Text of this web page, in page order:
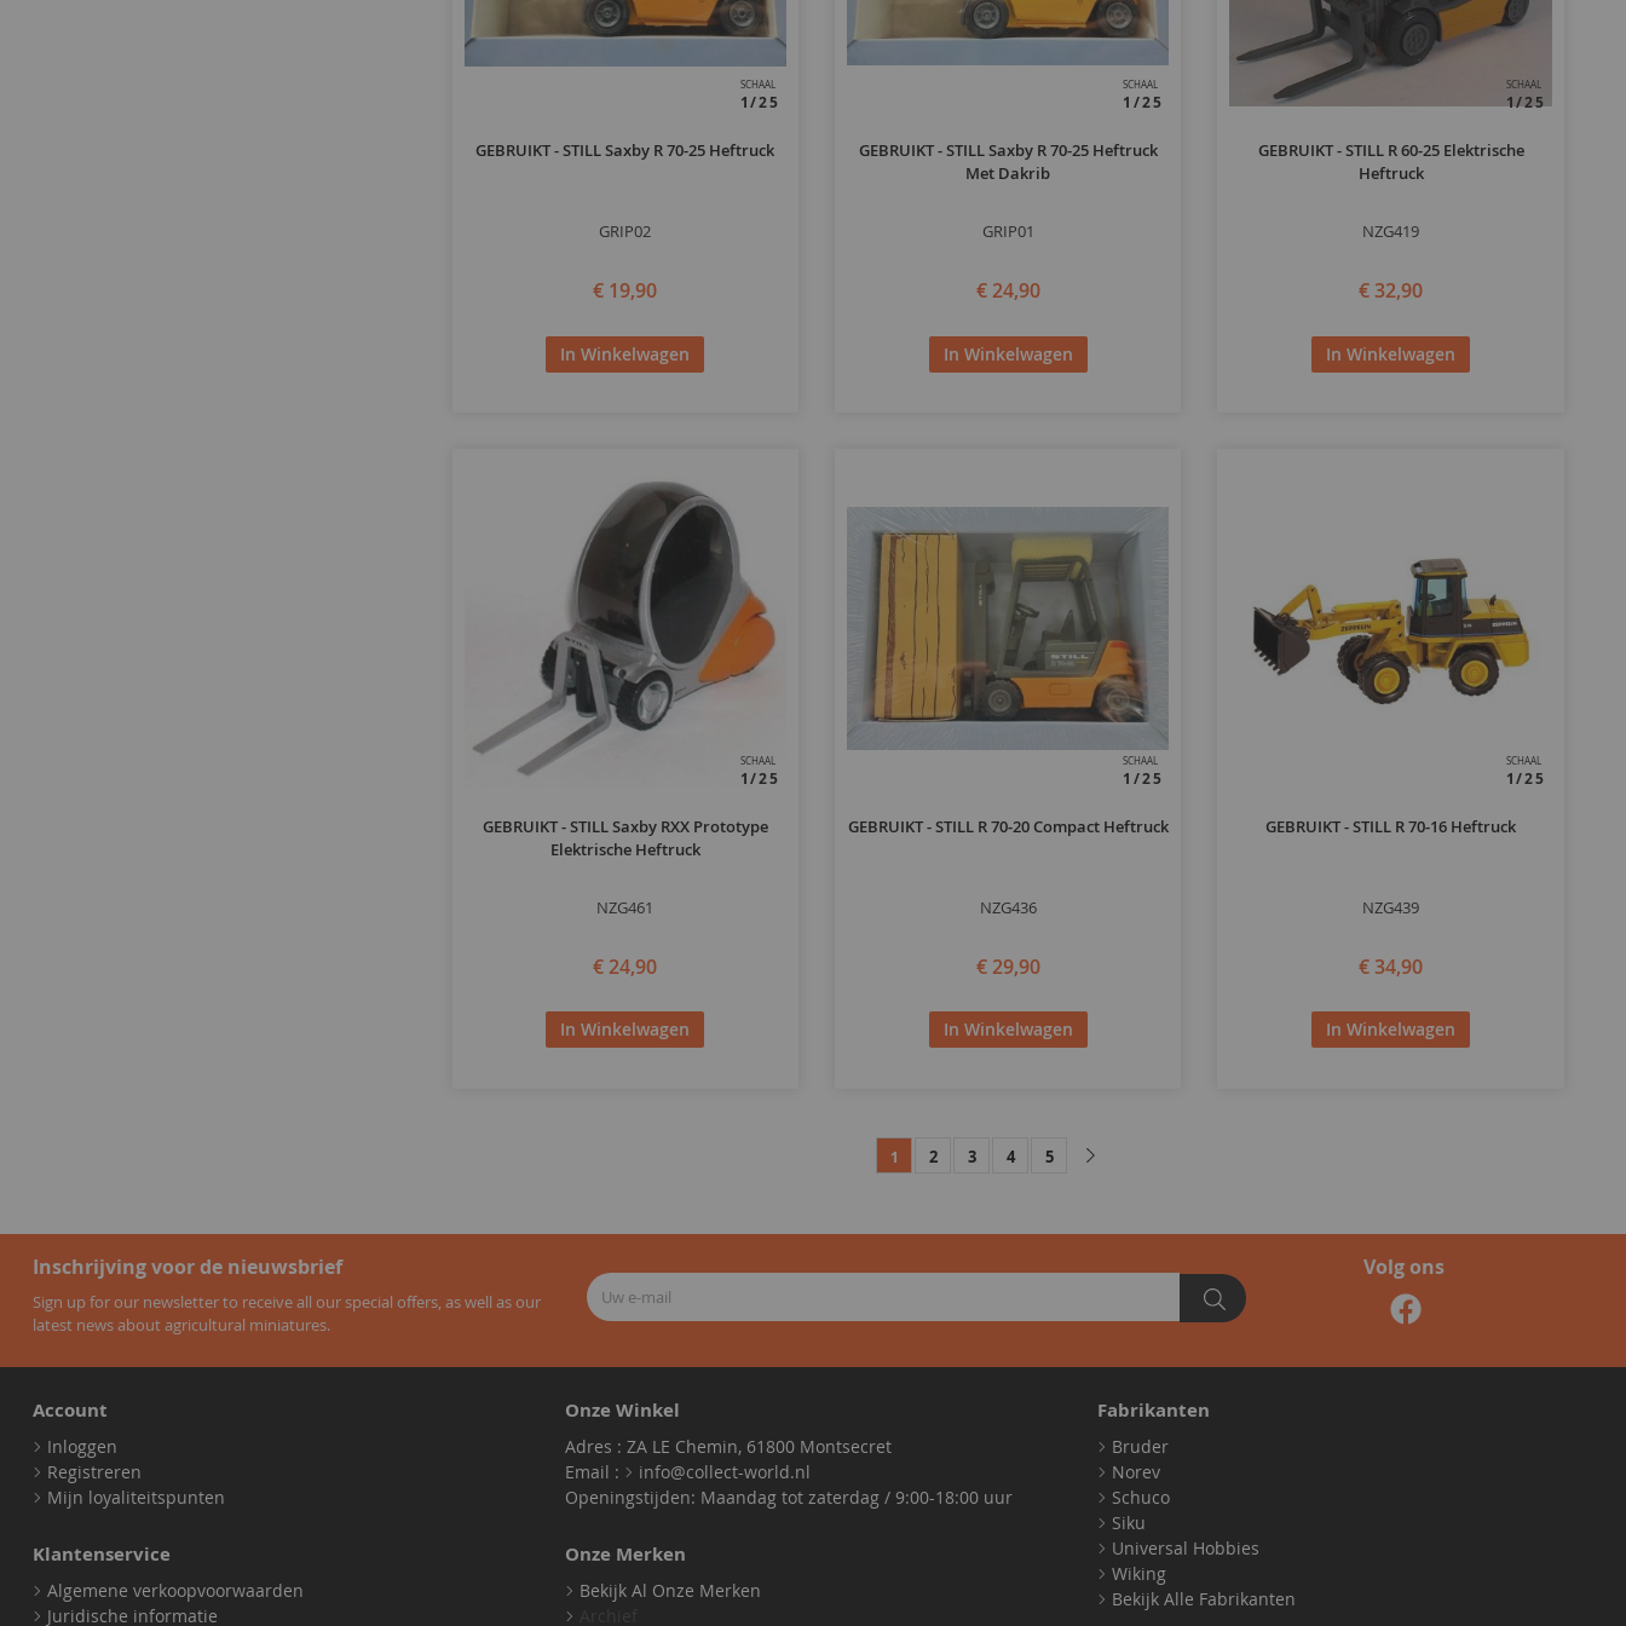
SCHAAL
1/25
GEBRUIKT - STILL Saxby R 70-25 Heftruck
GRIP02
€ 19,90
In Winkelwagen
SCHAAL
1/25
GEBRUIKT - STILL Saxby R 70-25 Heftruck
Met Dakrib
GRIP01
€ 24,90
In Winkelwagen
SCHAAL
1/25
GEBRUIKT - STILL R 60-25 Elektrische
Heftruck
NZG419
€ 32,90
In Winkelwagen
SCHAAL
1/25
GEBRUIKT - STILL Saxby RXX Prototype
Elektrische Heftruck
NZG461
€ 24,90
In Winkelwagen
SCHAAL
1/25
GEBRUIKT - STILL R 70-20 Compact Heftruck
NZG436
€ 29,90
In Winkelwagen
SCHAAL
1/25
GEBRUIKT - STILL R 70-16 Heftruck
NZG439
€ 34,90
In Winkelwagen
1 2 3 4 5
Inschrijving voor de nieuwsbrief
Sign up for our newsletter to receive all our special offers, as well as our
latest news about agricultural miniatures.
Volg ons
Account
Inloggen
Registreren
Mijn loyaliteitspunten
Klantenservice
Algemene verkoopvoorwaarden
Juridische informatie
Onze Winkel
Adres : ZA LE Chemin, 61800 Montsecret
Email :
info@collect-world.nl
Openingstijden: Maandag tot zaterdag / 9:00-18:00 uur
Onze Merken
Bekijk Al Onze Merken
Fabrikanten
Bruder
Norev
Schuco
Siku
Universal Hobbies
Wiking
Bekijk Alle Fabrikanten